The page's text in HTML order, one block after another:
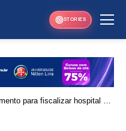
STORIES
para fiscalizar hospital de